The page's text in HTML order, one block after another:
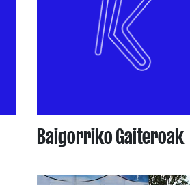
Baigorriko Gaiteroak